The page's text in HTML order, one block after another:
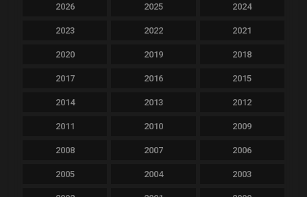
2026 2025 2024
2023 2022 2021
2020 2019 2018
2017 2016 2015
2014 2013 2012
2011 2010 2009
2008 2007 2006
2005 2004 2003